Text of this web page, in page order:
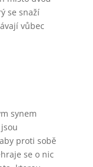
se snaží
vůbec
synem
proti sobě
se o nic